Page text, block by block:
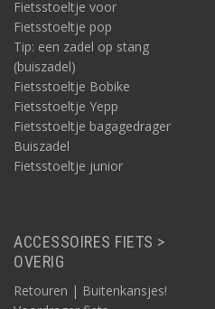
Fietsstoeltje voor
Fietsstoeltje pop
Tip: een zadel op stang
(buiszadel)
Fietsstoeltje Bobike
Fietsstoeltje Yepp
Fietsstoeltje bagagedrager
Buiszadel
Fietsstoeltje junior
ACCESSOIRES FIETS >
OVERIG
Retouren | Buitenkansjes!